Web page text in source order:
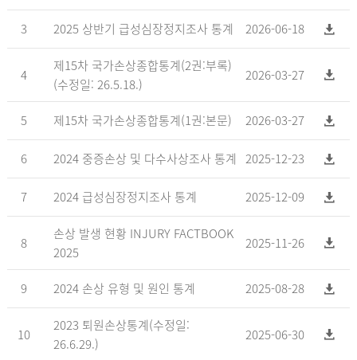
3 2025 상반기 급성심장정지조사 통계 2026-06-18
4
제15차 국가손상종합통계(2권:부록)
(수정일: 26.5.18.)
2026-03-27
5 제15차 국가손상종합통계(1권:본문) 2026-03-27
6 2024 중증손상 및 다수사상조사 통계 2025-12-23
7 2024 급성심장정지조사 통계 2025-12-09
8
손상 발생 현황 INJURY FACTBOOK
2025
2025-11-26
9 2024 손상 유형 및 원인 통계 2025-08-28
10
2023 퇴원손상통계(수정일:
26.6.29.)
2025-06-30